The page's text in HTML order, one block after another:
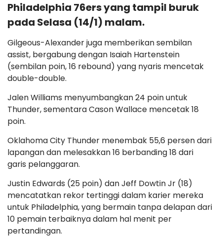
Philadelphia 76ers yang tampil buruk
pada Selasa (14/1) malam.
Gilgeous-Alexander juga memberikan sembilan
assist, bergabung dengan Isaiah Hartenstein
(sembilan poin, 16 rebound) yang nyaris mencetak
double-double.
Jalen Williams menyumbangkan 24 poin untuk
Thunder, sementara Cason Wallace mencetak 18
poin.
Oklahoma City Thunder menembak 55,6 persen dari
lapangan dan melesakkan 16 berbanding 18 dari
garis pelanggaran.
Justin Edwards (25 poin) dan Jeff Dowtin Jr (18)
mencatatkan rekor tertinggi dalam karier mereka
untuk Philadelphia, yang bermain tanpa delapan dari
10 pemain terbaiknya dalam hal menit per
pertandingan.